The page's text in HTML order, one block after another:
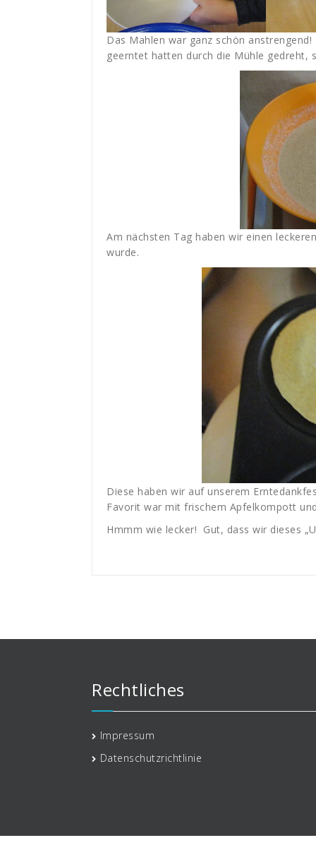
Das Mahlen war ganz schön
geerntet hatten durch die Mühle gedreht,
Am nächsten Tag haben wir einen
wurde.
Diese haben wir auf unserem
Favorit war mit frischem Apfelkompott
Hmmm wie lecker! Gut, dass wir dieses
Rechtliches
Impressum
Datenschutzrichtlinie